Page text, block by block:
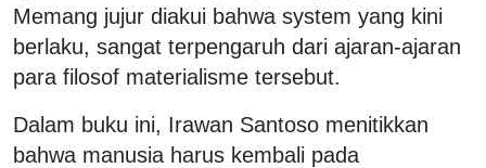
Memang jujur diakui bahwa system yang kini
berlaku, sangat terpengaruh dari ajaran-ajaran
para filosof materialisme tersebut.
Dalam buku ini, Irawan Santoso menitikkan
bahwa manusia harus kembali pada